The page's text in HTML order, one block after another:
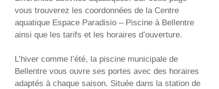
vous trouverez les coordonnées de la Centre
aquatique Espace Paradisio – Piscine à Bellentre
ainsi que les tarifs et les horaires d’ouverture.
L’hiver comme l’été, la piscine municipale de
Bellentre vous ouvre ses portes avec des horaires
adaptés à chaque saison. Située dans la station de